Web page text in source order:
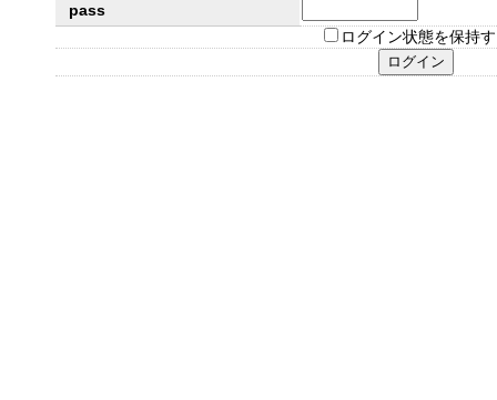
pass
ログイン状態を保持